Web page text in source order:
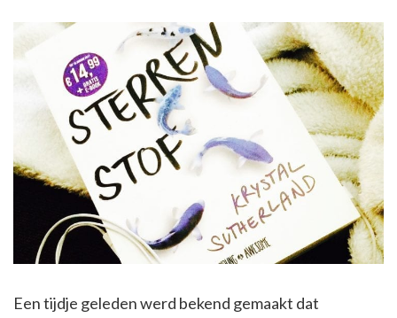
Een tijdje geleden werd bekend gemaakt dat